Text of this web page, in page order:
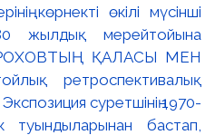
көрнекті өкілі мүсінші
жылдық мерейтойына
ҚАЛАСЫ МЕН
ретроспективалық
суретшінің 1970-
туындыларынан бастап,